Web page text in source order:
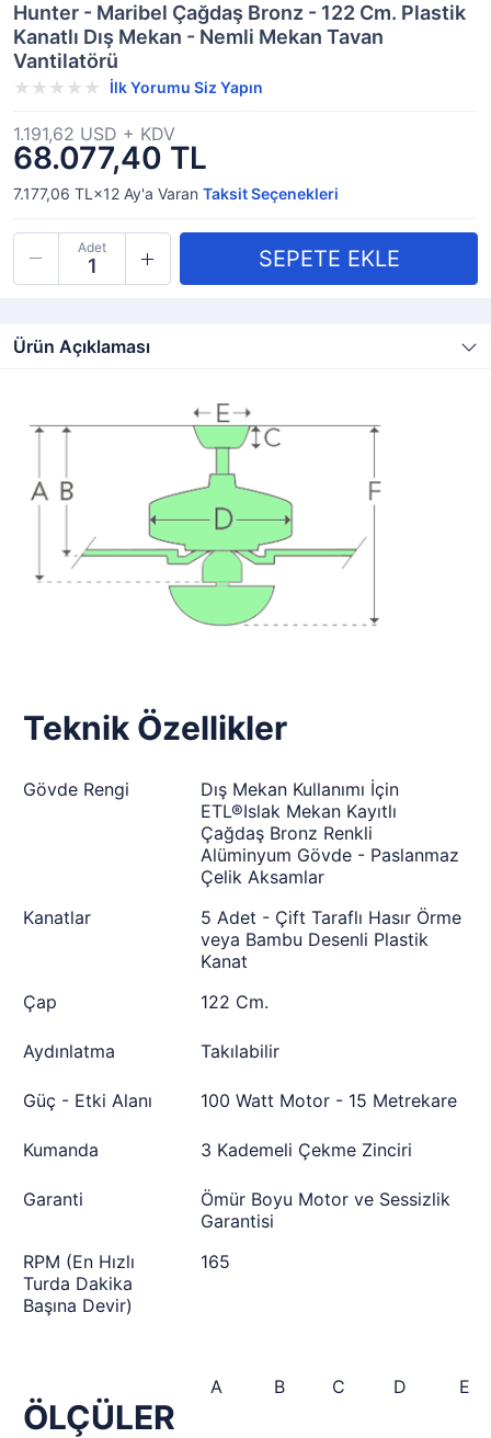
Hunter - Maribel Çağdaş Bronz - 122 Cm. Plastik
Kanatlı Dış Mekan - Nemli Mekan Tavan
Vantilatörü
İlk Yorumu Siz Yapın
68.077,40 TL
1.191,62 USD + KDV
7.177,06 TL×12 Ay'a Varan Taksit Seçenekleri
Adet
Ürün Açıklaması
Teknik Özellikler
Gövde Rengi
Dış Mekan Kullanımı İçin
ETL®Islak Mekan Kayıtlı
Çağdaş Bronz Renkli
Alüminyum Gövde - Paslanmaz
Çelik Aksamlar
Kanatlar
5 Adet - Çift Taraflı Hasır Örme
veya Bambu Desenli Plastik
Kanat
Çap
122 Cm.
Aydınlatma Takılabilir
Güç - Etki Alanı 100 Watt Motor - 15 Metrekare
Kumanda 3 Kademeli Çekme Zinciri
Garanti
Ömür Boyu Motor ve Sessizlik
Garantisi
RPM (En Hızlı
Turda Dakika
Başına Devir)
165
ÖLÇÜLER
A B C D E